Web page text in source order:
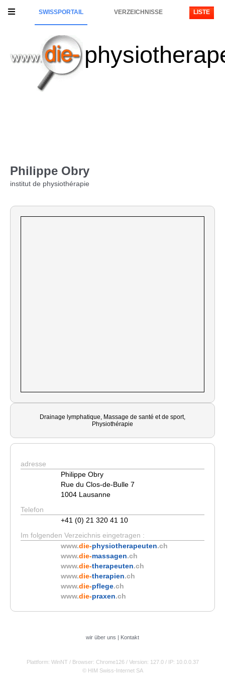
SWISSPORTAIL VERZEICHNISSE LISTE
Philippe Obry
institut de physiothérapie
Drainage lymphatique, Massage de santé et de sport,
Physiothérapie
adresse
Philippe Obry
Rue du Clos-de-Bulle 7
1004 Lausanne
Telefon
+41 (0) 21 320 41 10
Im folgenden Verzeichnis eingetragen :
www.die-physiotherapeuten.ch
www.die-massagen.ch
www.die-therapeuten.ch
www.die-therapien.ch
www.die-pflege.ch
www.die-praxen.ch
wir über uns | Kontakt
Plattform: WinNT / Browser: Chrome126 / Version: 127.0 / IP: 10.0.0.37
© HIM Swiss-Internet SA